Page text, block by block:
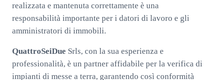
realizzata e mantenuta correttamente è una
responsabilità importante per i datori di lavoro e gli
amministratori di immobili.
QuattroSeiDue Srls, con la sua esperienza e
professionalità, è un partner affidabile per la verifica di
impianti di messe a terra, garantendo così conformità